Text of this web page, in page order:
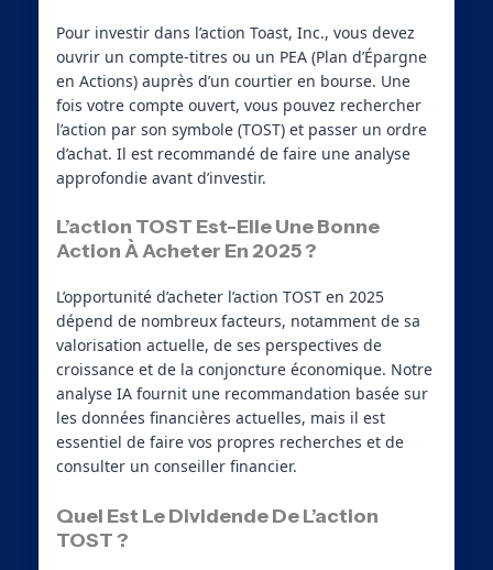
Pour investir dans l’action Toast, Inc., vous devez
ouvrir un compte-titres ou un PEA (Plan d’Épargne
en Actions) auprès d’un courtier en bourse. Une
fois votre compte ouvert, vous pouvez rechercher
l’action par son symbole (TOST) et passer un ordre
d’achat. Il est recommandé de faire une analyse
approfondie avant d’investir.
L’action TOST Est-Elle Une Bonne
Action À Acheter En 2025 ?
L’opportunité d’acheter l’action TOST en 2025
dépend de nombreux facteurs, notamment de sa
valorisation actuelle, de ses perspectives de
croissance et de la conjoncture économique. Notre
analyse IA fournit une recommandation basée sur
les données financières actuelles, mais il est
essentiel de faire vos propres recherches et de
consulter un conseiller financier.
Quel Est Le Dividende De L’action
TOST ?